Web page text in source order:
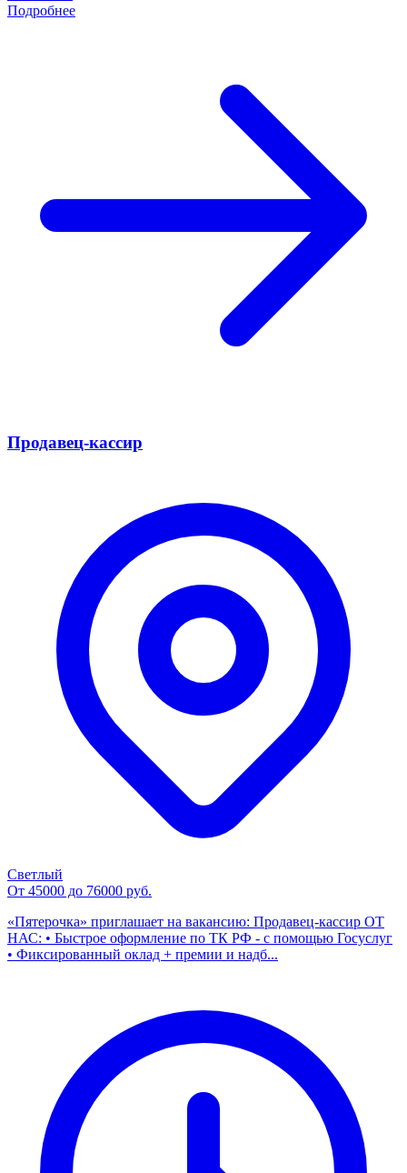
Подробнее
Продавец-кассир
Светлый
От 45000 до 76000 руб.
«Пятерочка» приглашает на вакансию: Продавец-кассир ОТ
НАС: • Быстрое оформление по ТК РФ - с помощью Госуслуг
• Фиксированный оклад + премии и надб...